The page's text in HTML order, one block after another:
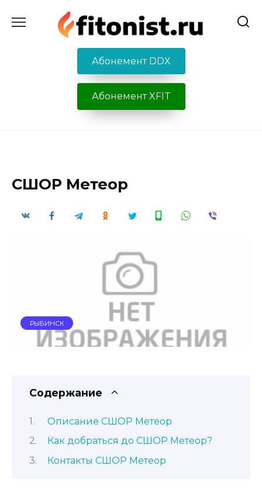
содержанию
Абонемент DDX
Абонемент XFIT
СШОР Метеор
РЫБИНСК
Содержание
Описание СШОР Метеор
Как добраться до СШОР Метеор?
Контакты СШОР Метеор